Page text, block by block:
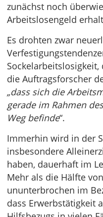
zunächst noch
Arbeitslosengeld
Es drohten zwar
die Auftragsforscher
„dass sich die
gerade im Rahmen
Weg befinde“.
Immerhin wird in der
insbesondere
haben, dauerhaft im
Mehr als die Hälfte
ununterbrochen im
dass Erwerbstätigkeit